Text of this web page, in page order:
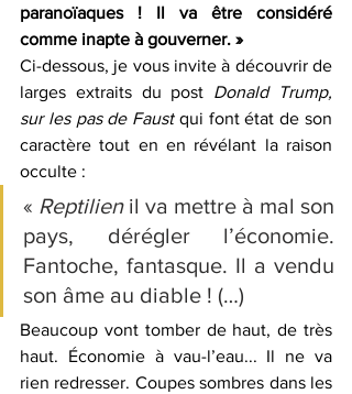
paranoïaques ! Il va être considéré
comme inapte à gouverner. »
Ci-dessous, je vous invite à découvrir de
larges extraits du post Donald Trump,
sur les pas de Faust qui font état de son
caractère tout en en révélant la raison
occulte :
« Reptilien il va mettre à mal son
pays, dérégler l’économie.
Fantoche, fantasque. Il a vendu
son âme au diable ! (…)
Beaucoup vont tomber de haut, de très
haut. Économie à vau-l’eau... Il ne va
rien redresser. Coupes sombres dans les